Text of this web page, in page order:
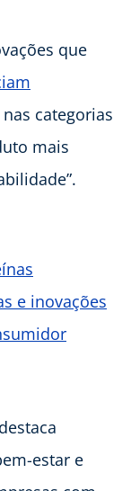
que
categorias
mais
e inovações
estar e